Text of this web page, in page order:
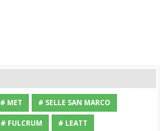
# MET # SELLE SAN MARCO
# FULCRUM # LEATT